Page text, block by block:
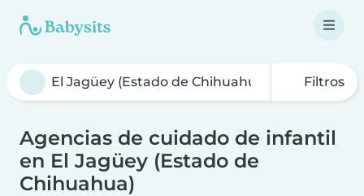
Filtros
Agencias de cuidado de infantil
en El Jagüey (Estado de
Chihuahua)